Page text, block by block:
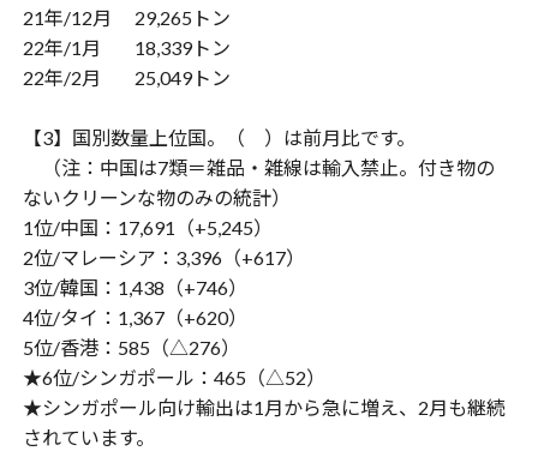
21年/12月 29,265トン
22年/1月 18,339トン
22年/2月 25,049トン
【3】国別数量上位国。（ ）は前月比です。
（注：中国は7類＝雑品・雑線は輸入禁止。付き物の
ないクリーンな物のみの統計）
1位/中国：17,691（+5,245）
2位/マレーシア：3,396（+617）
3位/韓国：1,438（+746）
4位/タイ：1,367（+620）
5位/香港：585（△276）
★6位/シンガポール：465（△52）
★シンガポール向け輸出は1月から急に増え、2月も継続
されています。